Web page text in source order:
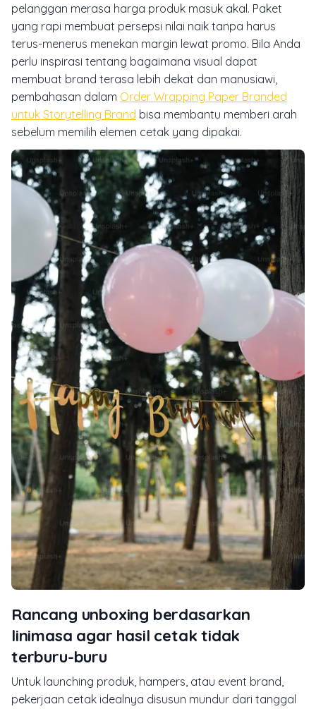
pelanggan merasa harga produk masuk akal. Paket
yang rapi membuat persepsi nilai naik tanpa harus
terus-menerus menekan margin lewat promo. Bila Anda
perlu inspirasi tentang bagaimana visual dapat
membuat brand terasa lebih dekat dan manusiawi,
pembahasan dalam Order Wrapping Paper Branded
untuk Storytelling Brand bisa membantu memberi arah
sebelum memilih elemen cetak yang dipakai.
Rancang unboxing berdasarkan
linimasa agar hasil cetak tidak
terburu-buru
Untuk launching produk, hampers, atau event brand,
pekerjaan cetak idealnya disusun mundur dari tanggal